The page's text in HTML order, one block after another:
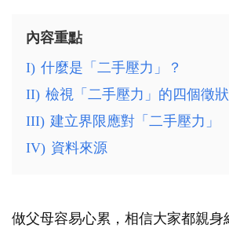
內容重點
I) 什麼是「二手壓力」？
II) 檢視「二手壓力」的四個徵狀
III) 建立界限應對「二手壓力」
IV) 資料來源
做父母容易心累，相信大家都親身